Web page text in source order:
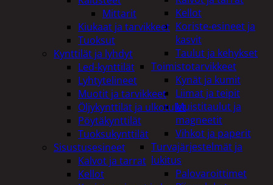
Kellot
Koriste-esineet ja
kasvit
Taulut ja kehykset
Toimistotarvikkeet
Kynät ja kumit
Liimat ja teipit
Muistitaulut ja
magneetit
Vihkot ja paperit
Turvajärjestelmät ja
lukitus
Palovaroittimet
Mittarit
Kiukaat ja tarvikkeet
Tuoksut
Kynttilät ja lyhdyt
Led-kynttilät
Lyhtytelineet
Muotit ja tarvikkeet
Öljykynttilät ja ulkotulet
Pöytäkynttilät
Tuoksukynttilät
Sisustusesineet
Kalvot ja tarrat
Kellot